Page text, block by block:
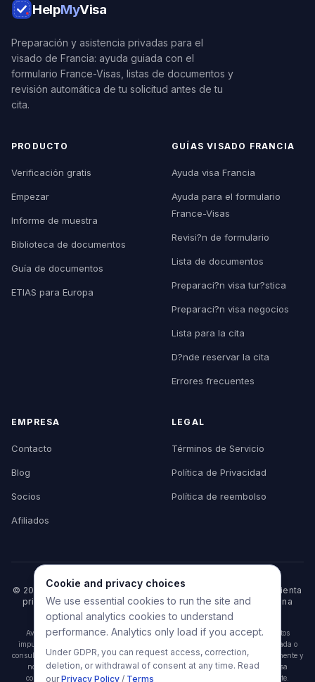
Cookie and privacy choices
We use essential cookies to run the site and
optional analytics cookies to understand
performance. Analytics only load if you accept.
Under GDPR, you can request access, correction,
deletion, or withdrawal of consent at any time. Read
our Privacy Policy / Terms
HelpMyVisa
Preparación y asistencia privadas para el
visado de Francia: ayuda guiada con el
formulario France-Visas, listas de documentos y
revisión automática de tu solicitud antes de tu
cita.
PRODUCTO
Verificación gratis
Empezar
Informe de muestra
Biblioteca de documentos
Guía de documentos
ETIAS para Europa
GUÍAS VISADO FRANCIA
Ayuda visa Francia
Ayuda para el formulario
France-Visas
Revisi?n de formulario
Lista de documentos
Preparaci?n visa tur?stica
Preparaci?n visa negocios
Lista para la cita
D?nde reservar la cita
Errores frecuentes
EMPRESA
Contacto
Blog
Socios
Afiliados
LEGAL
Términos de Servicio
Política de Privacidad
Política de reembolso
© 2026 HelpMyVisa. Todos los derechos reservados. Herramienta
privada de preparación de expediente — no afiliada a ninguna
agencia gubernamental.
Aviso: HelpMyVisa es una herramienta privada de preparación de documentos
impulsada por IA. No está afiliada a ninguna agencia gubernamental, embajada o
consulado. Los resultados del análisis son pre-verificaciones indicativas únicamente y
no garantizan la aprobación o rechazo de la visa. La decisión final de la visa
corresponde únicamente a la autoridad consular o de inmigración competente.